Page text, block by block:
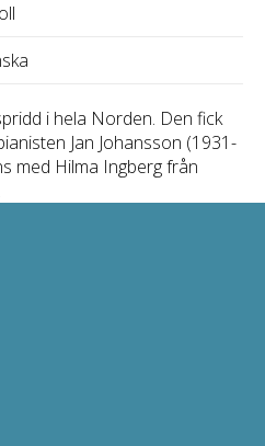
i hela Norden. Den fick
Jan Johansson (1931-
med Hilma Ingberg från